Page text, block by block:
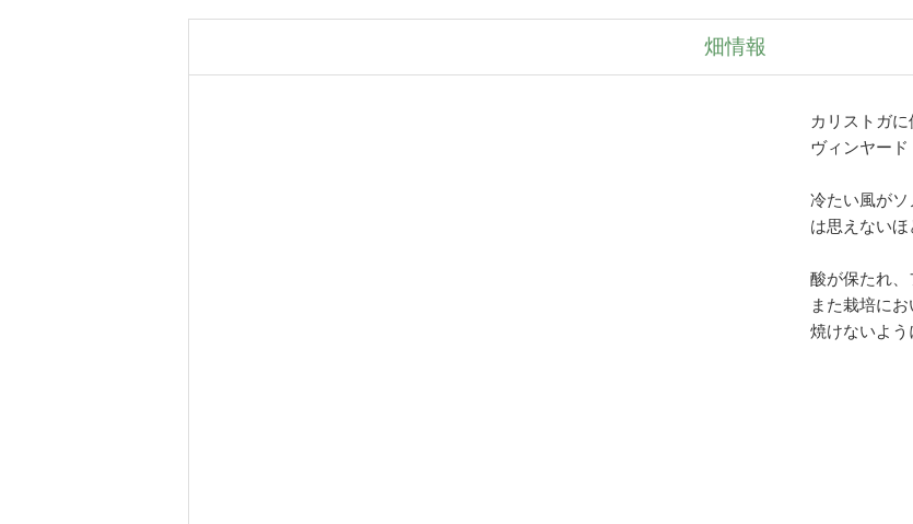
畑情報
カリストガ
ヴィンヤード
冷たい風がソ
は思えないほ
酸が保たれ、
また栽培に
焼けないよう